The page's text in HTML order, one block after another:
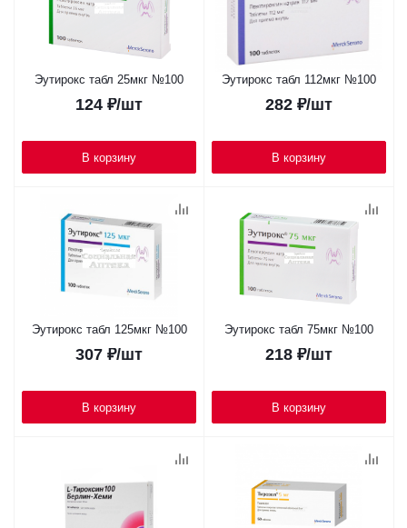
Эутирокс табл 25мкг №100
124 ₽/шт
В корзину
Эутирокс табл 112мкг №100
282 ₽/шт
В корзину
Эутирокс табл 125мкг №100
307 ₽/шт
В корзину
Эутирокс табл 75мкг №100
218 ₽/шт
В корзину